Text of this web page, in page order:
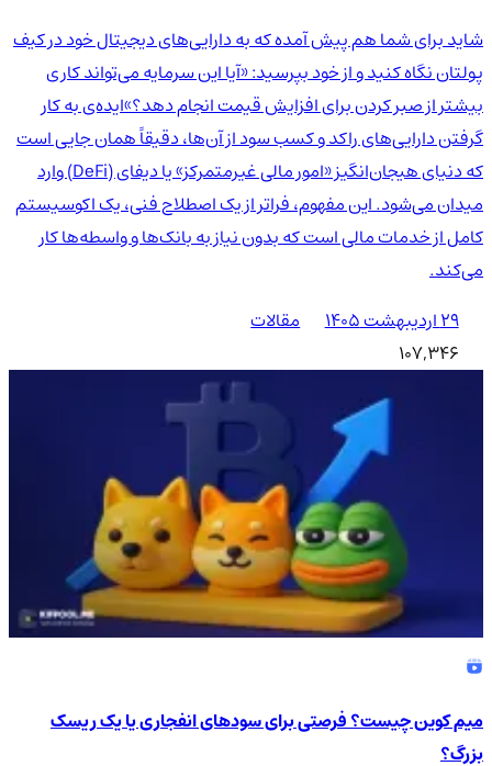
شاید برای شما هم پیش آمده که به دارایی‌های دیجیتال خود در کیف
پولتان نگاه کنید و از خود بپرسید: «آیا این سرمایه می‌تواند کاری
بیشتر از صبر کردن برای افزایش قیمت انجام دهد؟»ایده‌ی به کار
گرفتن دارایی‌های راکد و کسب سود از آن‌ها، دقیقاً همان جایی است
که دنیای هیجان‌انگیز «امور مالی غیرمتمرکز» یا دیفای (DeFi) وارد
میدان می‌شود. این مفهوم، فراتر از یک اصطلاح فنی، یک اکوسیستم
کامل از خدمات مالی است که بدون نیاز به بانک‌ها و واسطه‌ها کار
می‌کند.
۲۹ اردیبهشت ۱۴۰۵
مقالات
107,346
میم کوین چیست؟ فرصتی برای سودهای انفجاری یا یک ریسک
بزرگ؟